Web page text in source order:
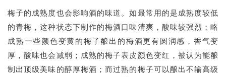
梅子的成熟度也会影响酒的味道。如最常用的是成熟度较低
的青梅，这种状态下制作的梅酒口味清爽，酸味较强烈；略
成熟一些颜色变黄的梅子酿出的梅酒更有圆润感，香气变
厚，酸味也会减弱；成熟的梅子表皮颜色变红，被认为能酿
制出顶级美味的醇厚梅酒；而过熟的梅子可以酿出不输高级